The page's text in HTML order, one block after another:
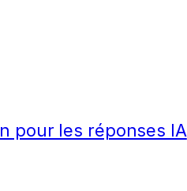
pour les réponses IA